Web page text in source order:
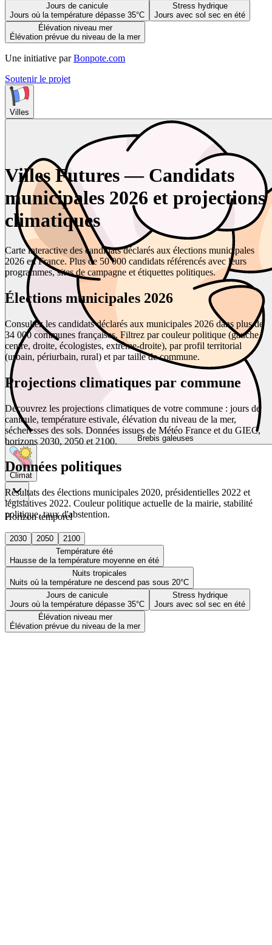
Jours de canicule
Jours où la température dépasse 35°C
Stress hydrique
Jours avec sol sec en été
Élévation niveau mer
Élévation prévue du niveau de la mer
Une initiative par Bonpote.com
Soutenir le projet
Villes
Brebis galeuses
Climat
Horizon temporel
2030 2050
2100
Température été
Hausse de la température moyenne en été
Nuits tropicales
Nuits où la température ne descend pas sous 20°C
Jours de canicule
Jours où la température dépasse 35°C
Stress hydrique
Jours avec sol sec en été
Élévation niveau mer
Élévation prévue du niveau de la mer
Villes Futures — Candidats
municipales 2026 et projections
climatiques
Carte interactive des candidats déclarés aux élections municipales
2026 en France. Plus de 50 000 candidats référencés avec leurs
programmes, sites de campagne et étiquettes politiques.
Élections municipales 2026
Consultez les candidats déclarés aux municipales 2026 dans plus de
34 000 communes françaises. Filtrez par couleur politique (gauche,
centre, droite, écologistes, extrême-droite), par profil territorial
(urbain, périurbain, rural) et par taille de commune.
Projections climatiques par commune
Découvrez les projections climatiques de votre commune : jours de
canicule, température estivale, élévation du niveau de la mer,
sécheresses des sols. Données issues de Météo France et du GIEC,
horizons 2030, 2050 et 2100.
Données politiques
Résultats des élections municipales 2020, présidentielles 2022 et
législatives 2022. Couleur politique actuelle de la mairie, stabilité
politique, taux d'abstention.